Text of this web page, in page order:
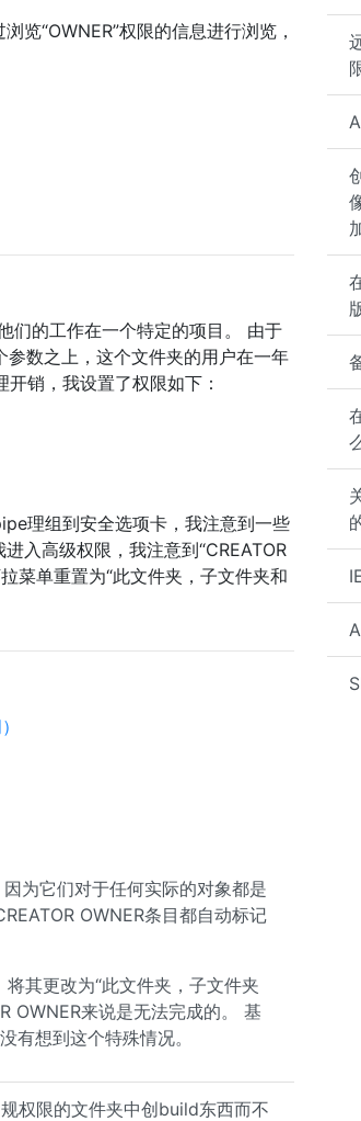
览“OWNER”权限的信息进行浏览，
们的工作在一个特定的项目。 由于
数之上，这个文件夹的用户在一年
销，我设置了权限如下：
理组到安全选项卡，我注意到一些
入高级权限，我注意到“CREATOR
菜单重置为“此文件夹，子文件夹和
为它们对于任何实际的对象都是
OWNER条目都自动标记
其更改为“此文件夹，子文件夹
OWNER来说是无法完成的。 基
有想到这个特殊情况。
权限的文件夹中创build东西而不